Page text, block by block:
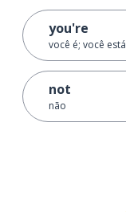
you're
você é; você está
not
não